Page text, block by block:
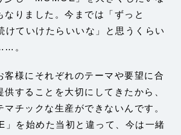
なりました。今までは「ずっと
けていけたらいいな」と思うくらい
。
客様にそれぞれのテーマや要望に合
供することを大切にしてきたから、
マチックな生産ができないんです。
」を始めた当初と違って、今は一緒